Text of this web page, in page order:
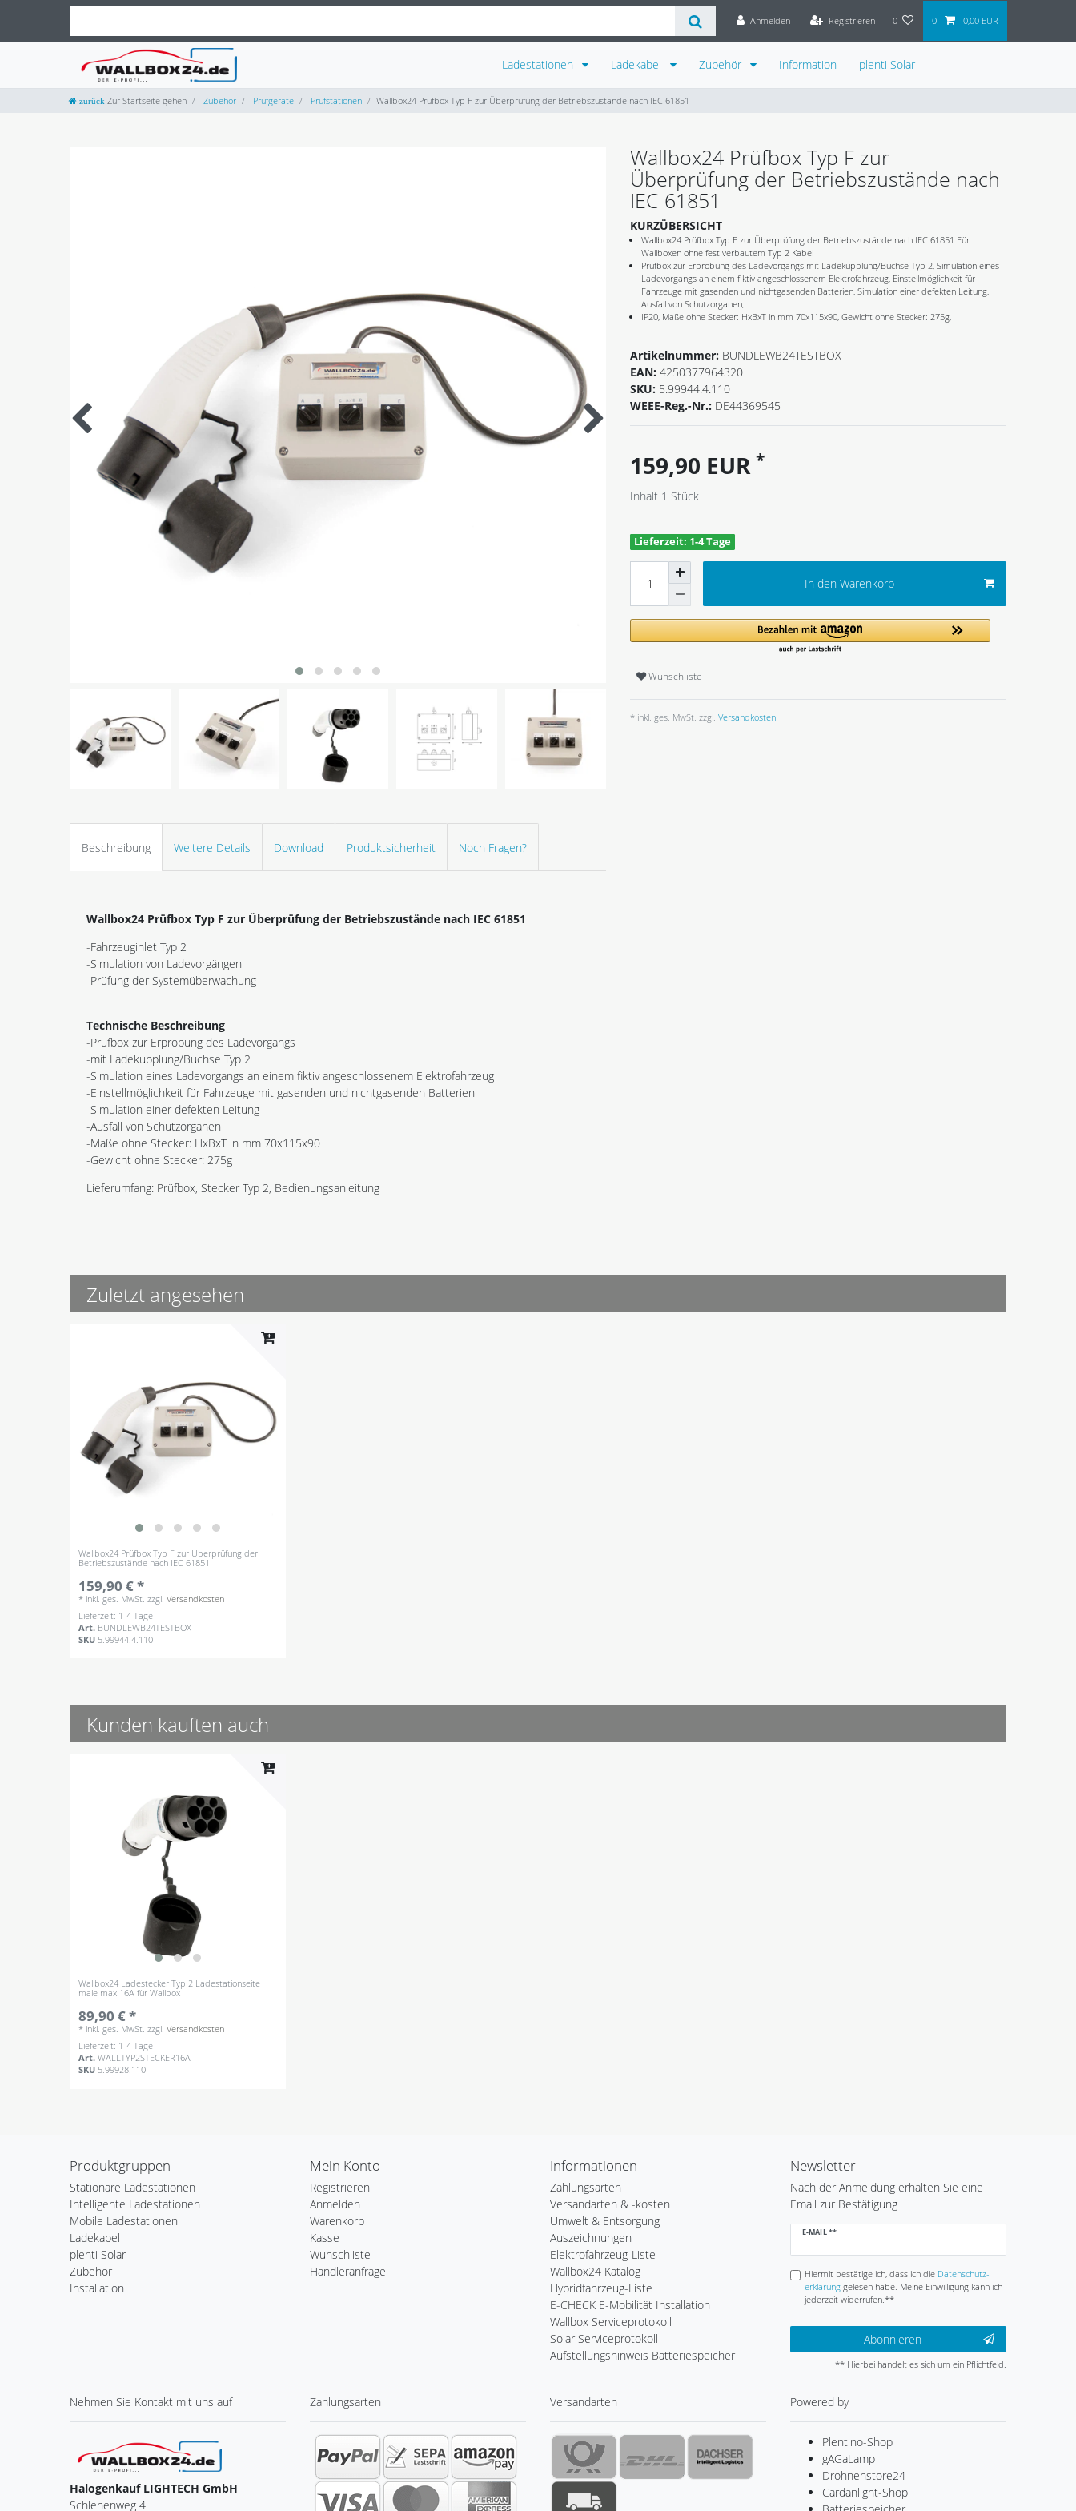
Anmelden Registrieren 0 0 0,00 EUR
Ladestationen Ladekabel Zubehör Information plenti Solar
Zur Startseite gehen Zubehör Prüfgeräte Prüfstationen Wallbox24 Prüfbox Typ F zur Überprüfung der Betriebszustände nach IEC 61851
Beschreibung Weitere Details Download Produktsicherheit Noch Fragen?
Wallbox24 Prüfbox Typ F zur Überprüfung der Betriebszustände nach IEC 61851
-Fahrzeuginlet Typ 2
-Simulation von Ladevorgängen
-Prüfung der Systemüberwachung
Technische Beschreibung
-Prüfbox zur Erprobung des Ladevorgangs
-mit Ladekupplung/Buchse Typ 2
-Simulation eines Ladevorgangs an einem fiktiv angeschlossenem Elektrofahrzeug
-Einstellmöglichkeit für Fahrzeuge mit gasenden und nichtgasenden Batterien
-Simulation einer defekten Leitung
-Ausfall von Schutzorganen
-Maße ohne Stecker: HxBxT in mm 70x115x90
-Gewicht ohne Stecker: 275g
Lieferumfang: Prüfbox, Stecker Typ 2, Bedienungsanleitung
Wallbox24 Prüfbox Typ F zur
Überprüfung der Betriebszustände nach
IEC 61851
KURZÜBERSICHT
Wallbox24 Prüfbox Typ F zur Überprüfung der Betriebszustände nach IEC 61851 Für
Wallboxen ohne fest verbautem Typ 2 Kabel
Prüfbox zur Erprobung des Ladevorgangs mit Ladekupplung/Buchse Typ 2, Simulation eines
Ladevorgangs an einem fiktiv angeschlossenem Elektrofahrzeug, Einstellmöglichkeit für
Fahrzeuge mit gasenden und nichtgasenden Batterien, Simulation einer defekten Leitung,
Ausfall von Schutzorganen,
IP20, Maße ohne Stecker: HxBxT in mm 70x115x90, Gewicht ohne Stecker: 275g,
Artikelnummer: BUNDLEWB24TESTBOX
EAN: 4250377964320
SKU: 5.99944.4.110
WEEE-Reg.-Nr.: DE44369545
159,90 EUR *
Inhalt 1 Stück
Lieferzeit: 1-4 Tage
In den Warenkorb
Wunschliste
* inkl. ges. MwSt. zzgl. Versandkosten
Zuletzt angesehen
Wallbox24 Prüfbox Typ F zur Überprüfung der
Betriebszustände nach IEC 61851
159,90 € *
* inkl. ges. MwSt. zzgl.Versandkosten
Lieferzeit: 1-4 Tage
Art. BUNDLEWB24TESTBOX
SKU 5.99944.4.110
Kunden kauften auch
Wallbox24 Ladestecker Typ 2 Ladestationseite
male max 16A für Wallbox
89,90 € *
* inkl. ges. MwSt. zzgl.Versandkosten
Lieferzeit: 1-4 Tage
Art.WALLTYP2STECKER16A
SKU 5.99928.110
Produktgruppen
Stationäre Ladestationen
Intelligente Ladestationen
Mobile Ladestationen
Ladekabel
plenti Solar
Zubehör
Installation
Mein Konto
Registrieren
Anmelden
Warenkorb
Kasse
Wunschliste
Händleranfrage
Informationen
Zahlungsarten
Versandarten & -kosten
Umwelt & Entsorgung
Auszeichnungen
Elektrofahrzeug-Liste
Wallbox24 Katalog
Hybridfahrzeug-Liste
E-CHECK E-Mobilität Installation
Wallbox Serviceprotokoll
Solar Serviceprotokoll
Aufstellungshinweis Batteriespeicher
Newsletter
Nach der Anmeldung erhalten Sie eine
Email zur Bestätigung
E-MAIL **
Newsletter
Hiermit bestätige ich, dass ich die Daten­schutz­
erklärunggelesen habe. Meine Einwilligung kann ich
jederzeit widerrufen.**
Abonnieren
** Hierbei handelt es sich um ein Pflichtfeld.
Nehmen Sie Kontakt mit uns auf
Halogenkauf LIGHTECH GmbH
Schlehenweg 4
Zahlungsarten Versandarten Powered by
Plentino-Shop
gAGaLamp
Drohnenstore24
Cardanlight-Shop